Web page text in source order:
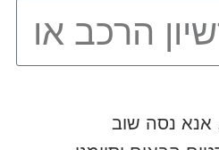
אנא נסה שוב